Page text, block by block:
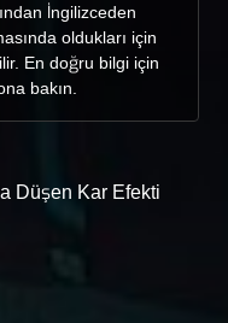
İngilizceden
oldukları için
En doğru bilgi için
bakın.
Düşen Kar Efekti